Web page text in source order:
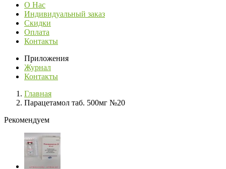
О Нас
Индивидуальный заказ
Скидки
Оплата
Контакты
Приложения
Журнал
Контакты
Главная
Парацетамол таб. 500мг №20
Рекомендуем